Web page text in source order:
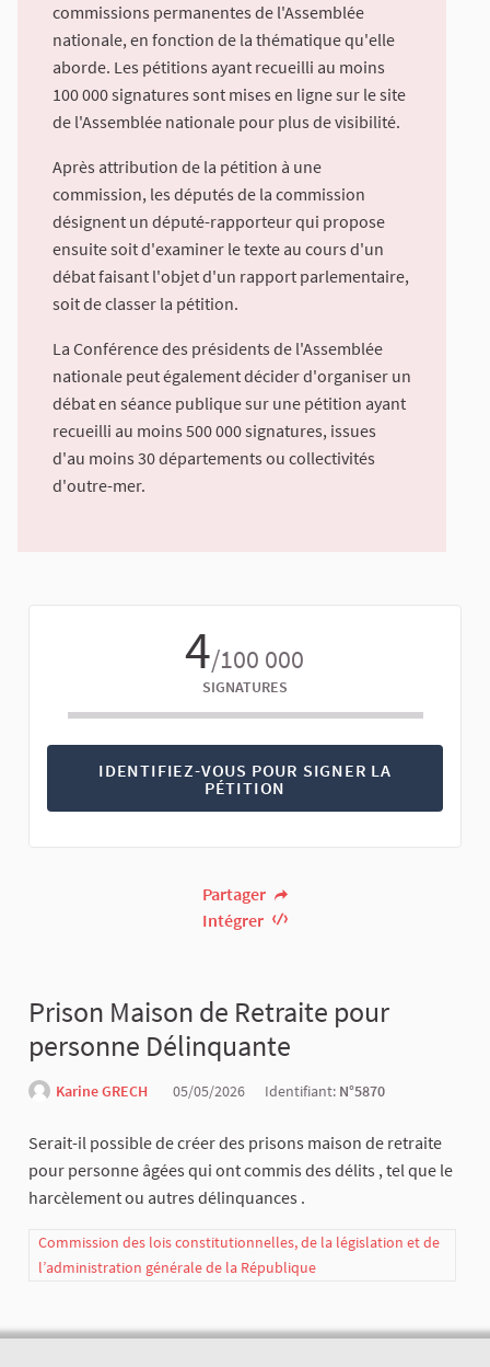
commissions permanentes de l'Assemblée
nationale, en fonction de la thématique qu'elle
aborde. Les pétitions ayant recueilli au moins
100 000 signatures sont mises en ligne sur le site
de l'Assemblée nationale pour plus de visibilité.
Après attribution de la pétition à une
commission, les députés de la commission
désignent un député-rapporteur qui propose
ensuite soit d'examiner le texte au cours d'un
débat faisant l'objet d'un rapport parlementaire,
soit de classer la pétition.
La Conférence des présidents de l'Assemblée
nationale peut également décider d'organiser un
débat en séance publique sur une pétition ayant
recueilli au moins 500 000 signatures, issues
d'au moins 30 départements ou collectivités
d'outre-mer.
4/100 000
SIGNATURES
IDENTIFIEZ-VOUS POUR SIGNER LA
PÉTITION
Partager
Intégrer
Prison Maison de Retraite pour
personne Délinquante
Karine GRECH 05/05/2026 Identifiant: N°5870
Serait-il possible de créer des prisons maison de retraite
pour personne âgées qui ont commis des délits , tel que le
harcèlement ou autres délinquances .
Commission des lois constitutionnelles, de la législation et de
l’administration générale de la République